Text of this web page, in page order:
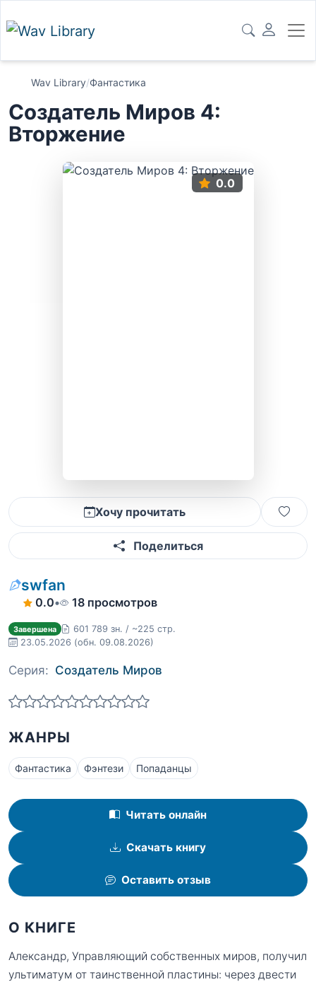
Wav Library/Фантастика
Создатель Миров 4:
Вторжение
0.0
Хочу прочитать
Поделиться
swfan
0.0• 18 просмотров
Завершена
601 789 зн. / ~225 стр.
23.05.2026 (обн. 09.08.2026)
Серия: Создатель Миров
ЖАНРЫ
Фантастика Фэнтези Попаданцы
Читать онлайн
Скачать книгу
Оставить отзыв
О КНИГЕ
Александр, Управляющий собственных миров, получил
ультиматум от таинственной пластины: через двести